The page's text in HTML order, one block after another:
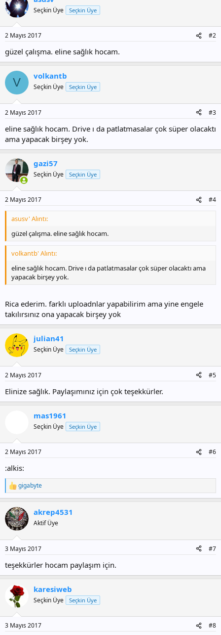
Seçkin Üye Seçkin Üye
2 Mayıs 2017 #2
güzel çalışma. eline sağlık hocam.
V volkantb
Seçkin Üye Seçkin Üye
2 Mayıs 2017 #3
eline sağlık hocam. Drive ı da patlatmasalar çok süper olacaktı
ama yapacak birşey yok.
gazi57
Seçkin Üye Seçkin Üye
2 Mayıs 2017 #4
asusv' Alıntı:
güzel çalışma. eline sağlık hocam.
volkantb' Alıntı:
eline sağlık hocam. Drive ı da patlatmasalar çok süper olacaktı ama
yapacak birşey yok.
Rica ederim. farklı uploadnlar yapabilirim ama yine engele
takılırsınız ona yapacak birşey yok
julian41
Seçkin Üye Seçkin Üye
2 Mayıs 2017 #5
Elinize sağlık. Paylaşımınız için çok teşekkürler.
mas1961
Seçkin Üye Seçkin Üye
2 Mayıs 2017 #6
:alkis:
T
e
k
i
l
gigabyte
akrep4531
Aktif Üye
3 Mayıs 2017 #7
teşekkürler hocam paylaşım için.
karesiweb
Seçkin Üye Seçkin Üye
3 Mayıs 2017 #8